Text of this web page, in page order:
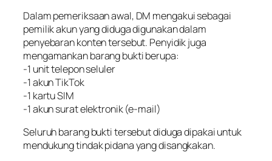
Dalam pemeriksaan awal, DM mengakui sebagai
pemilik akun yang diduga digunakan dalam
penyebaran konten tersebut. Penyidik juga
mengamankan barang bukti berupa:
-1 unit telepon seluler
-1 akun TikTok
-1 kartu SIM
-1 akun surat elektronik (e-mail)
Seluruh barang bukti tersebut diduga dipakai untuk
mendukung tindak pidana yang disangkakan.